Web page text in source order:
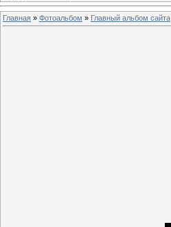
Главная » Фотоальбом » Главный альбом сайта